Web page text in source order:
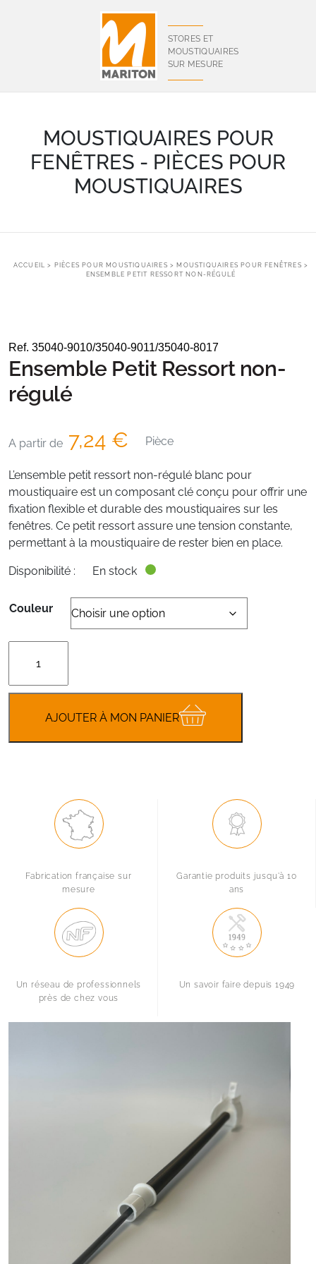
STORES ET
MOUSTIQUAIRES
SUR MESURE
MOUSTIQUAIRES POUR
FENÊTRES - PIÈCES POUR
MOUSTIQUAIRES
ACCUEIL > PIÈCES POUR MOUSTIQUAIRES > MOUSTIQUAIRES POUR FENÊTRES >
ENSEMBLE PETIT RESSORT NON-RÉGULÉ
Ref. 35040-9010/35040-9011/35040-8017
Ensemble Petit Ressort non-
régulé
A partir de 7,24 € Pièce
L’ensemble petit ressort non-régulé blanc pour
moustiquaire est un composant clé conçu pour offrir une
fixation flexible et durable des moustiquaires sur les
fenêtres. Ce petit ressort assure une tension constante,
permettant à la moustiquaire de rester bien en place.
Disponibilité : En stock
Couleur
Ensemble
RessortAJOUTER À MON PANIER
Fabrication française sur
mesure
Garantie produits jusqu'à 10
ans
Un réseau de professionnels
près de chez vous
Un savoir faire depuis 1949